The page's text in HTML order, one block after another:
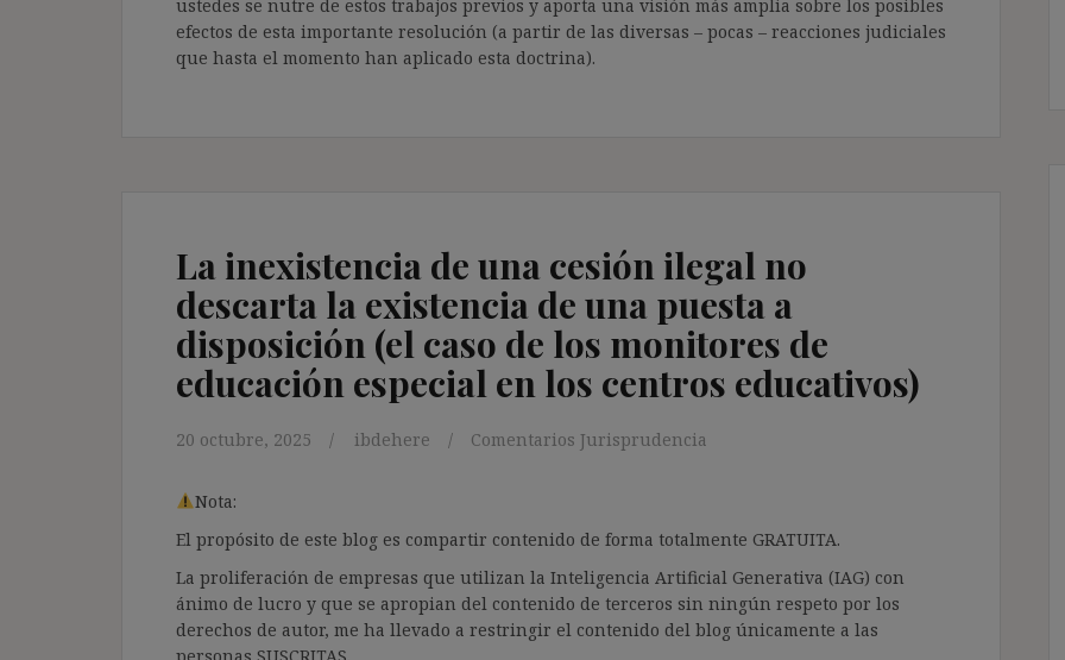
ustedes se nutre de estos trabajos previos y aporta una visión más amplia sobre los posibles
efectos de esta importante resolución (a partir de las diversas – pocas – reacciones judiciales
que hasta el momento han aplicado esta doctrina).
La inexistencia de una cesión ilegal no
descarta la existencia de una puesta a
disposición (el caso de los monitores de
educación especial en los centros educativos)
20 octubre, 2025 ibdehere Comentarios Jurisprudencia
Nota:
El propósito de este blog es compartir contenido de forma totalmente GRATUITA.
La proliferación de empresas que utilizan la Inteligencia Artificial Generativa (IAG) con
ánimo de lucro y que se apropian del contenido de terceros sin ningún respeto por los
derechos de autor, me ha llevado a restringir el contenido del blog únicamente a las
personas SUSCRITAS.